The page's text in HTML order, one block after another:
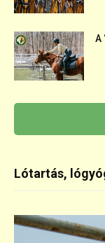
A
Lótartás,